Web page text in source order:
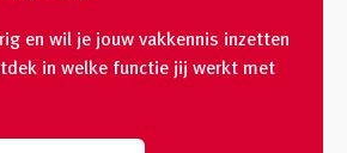
en wil je jouw vakkennis inzetten
in welke functie jij werkt met